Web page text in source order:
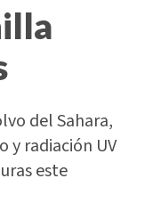
del Sahara,
y radiación UV
este